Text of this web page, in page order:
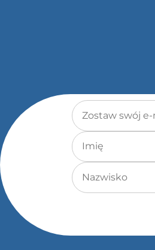
Adres e-mail*
Imię
Nazwisko